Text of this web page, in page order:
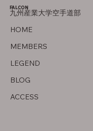
HOME
MEMBERS
LEGEND
BLOG
ACCESS
FALCON
九州産業大学空手道部